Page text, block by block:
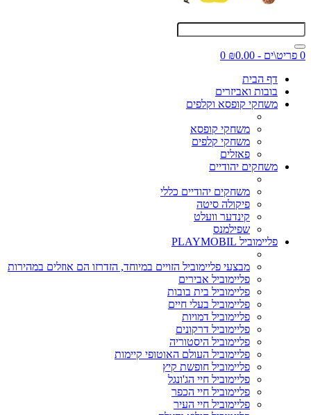
0 פריט\ים - ₪0.00
0
דף הבית
בובות ואביזרים
משחקי קופסא וקלפים
משחקי קופסא
משחקי קלפים
פאזלים
משחקים יהודיים
משחקים יהודיים כללי
פיקולה סיטה
קינדער וועלט
שפילמנס
פליימוביל PLAYMOBIL
מבצעי פליימוביל הזויים במיוחד, הזדרזו הם אוזלים במהירות
פליימוביל אבירים
פליימוביל בית בובות
פליימוביל בעלי חיים
פליימוביל דמויות
פליימוביל דרקונים
פליימוביל היסטוריה
פליימוביל העולם האוטופי קיימות
פליימוביל חופשת קיץ
פליימוביל חיי הג'ונגל
פליימוביל חיי הכפר
פליימוביל חיי העיר